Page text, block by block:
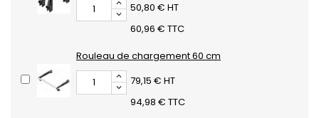
50,80 € HT
60,96 € TTC
Rouleau de chargement 60 cm
79,15 € HT
94,98 € TTC